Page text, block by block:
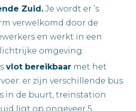
Zuid. Je wordt er ’s
verwelkomd door de
en werkt in een
omgeving.
vlot bereikbaar met het
er zijn verschillende bus
in de buurt, treinstation
ligt op ongeveer 5